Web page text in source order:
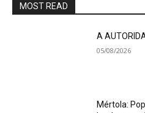
MOST READ
A
05/08/2026
Mértola: